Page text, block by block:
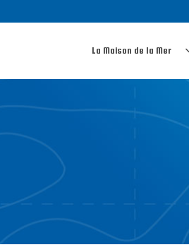
La Maison de la Mer